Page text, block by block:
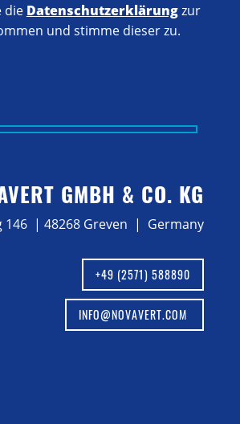
die Datenschutzerklärungzur
und stimme dieser zu.
Feld leer.
GMBH & CO. KG
146 | 48268 Greven | Germany
+49 (2571) 588890
INFO@NOVAVERT.COM